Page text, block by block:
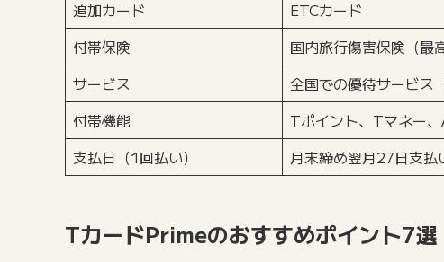
追加カード
ETCカード
付帯保険
国内旅行傷害保険（最
サービス
全国での優待サービス
付帯機能
Tポイント、Tマネー
支払日（1回払い）
月末締め翌月27日支払
TカードPrimeのおすすめポイント7選